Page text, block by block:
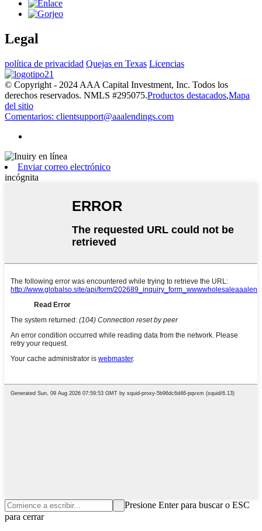
Legal
política de privacidad Quejas en Texas Licencias
© Copyright - 2024 AAA Capital Investment, Inc. Todos los
derechos reservados. NMLS #295075.Productos destacados,Mapa
del sitio
Comentarios: clientsupport@aaalendings.com
Enviar correo electrónico
incógnita
Presione Enter para buscar o ESC
para cerrar